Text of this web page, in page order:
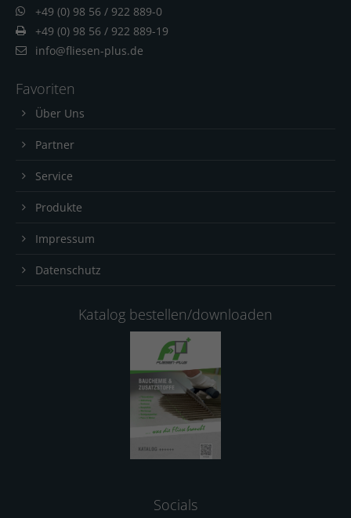
+49 (0) 98 56 / 922 889-0
+49 (0) 98 56 / 922 889-19
info@fliesen-plus.de
Favoriten
Über Uns
Partner
Service
Produkte
Impressum
Datenschutz
Katalog bestellen/downloaden
Socials